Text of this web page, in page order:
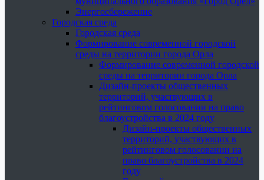
Энергосбережение
Городская среда
Городская среда
Формирование современной городской
среды на территории города Орла
Формирование современной городской
среды на территории города Орла
Дизайн-проекты общественных
территорий, участвующих в
рейтинговом голосовании на право
благоустройства в 2024 году
Дизайн-проекты общественных
территорий, участвующих в
рейтинговом голосовании на
право благоустройства в 2024
году